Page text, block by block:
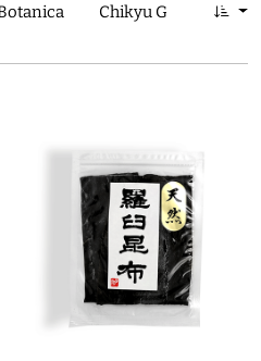
Chikyu Greetings